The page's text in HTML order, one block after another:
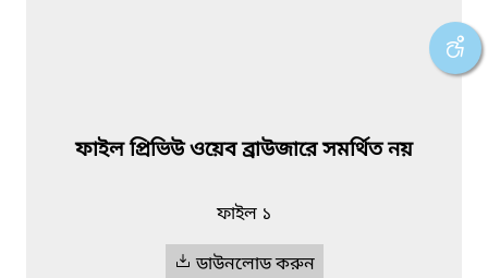
ফাইল প্রিভিউ ওয়েব ব্রাউজারে সমর্থিত নয়
ফাইল ১
ডাউনলোড করুন